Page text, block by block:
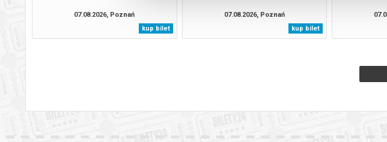
07.08.2026, Poznań
kup bilet
07.08.2026, Poznań
kup bilet